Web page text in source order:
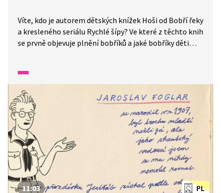
Víte, kdo je autorem dětských knížek Hoši od Bobří řeky
a kresleného seriálu Rychlé šípy? Ve které z těchto knih
se prvně objevuje plnění bobříků a jaké bobříky děti
PL
11:03